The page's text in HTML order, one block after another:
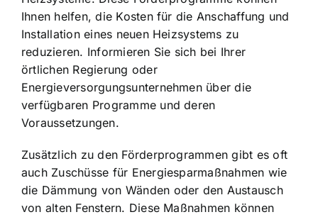
Ihnen helfen, die Kosten für die Anschaffung und
Installation eines neuen Heizsystems zu
reduzieren. Informieren Sie sich bei Ihrer
örtlichen Regierung oder
Energieversorgungsunternehmen über die
verfügbaren Programme und deren
Voraussetzungen.
Zusätzlich zu den Förderprogrammen gibt es oft
auch Zuschüsse für Energiesparmaßnahmen wie
die Dämmung von Wänden oder den Austausch
von alten Fenstern. Diese Maßnahmen können